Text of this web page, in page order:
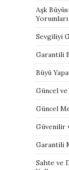
Aşk
Yorumları
Sevgiliyi
Garantili
Büyü
Güncel
Güncel
Güvenilir
Garantili
Sahte ve